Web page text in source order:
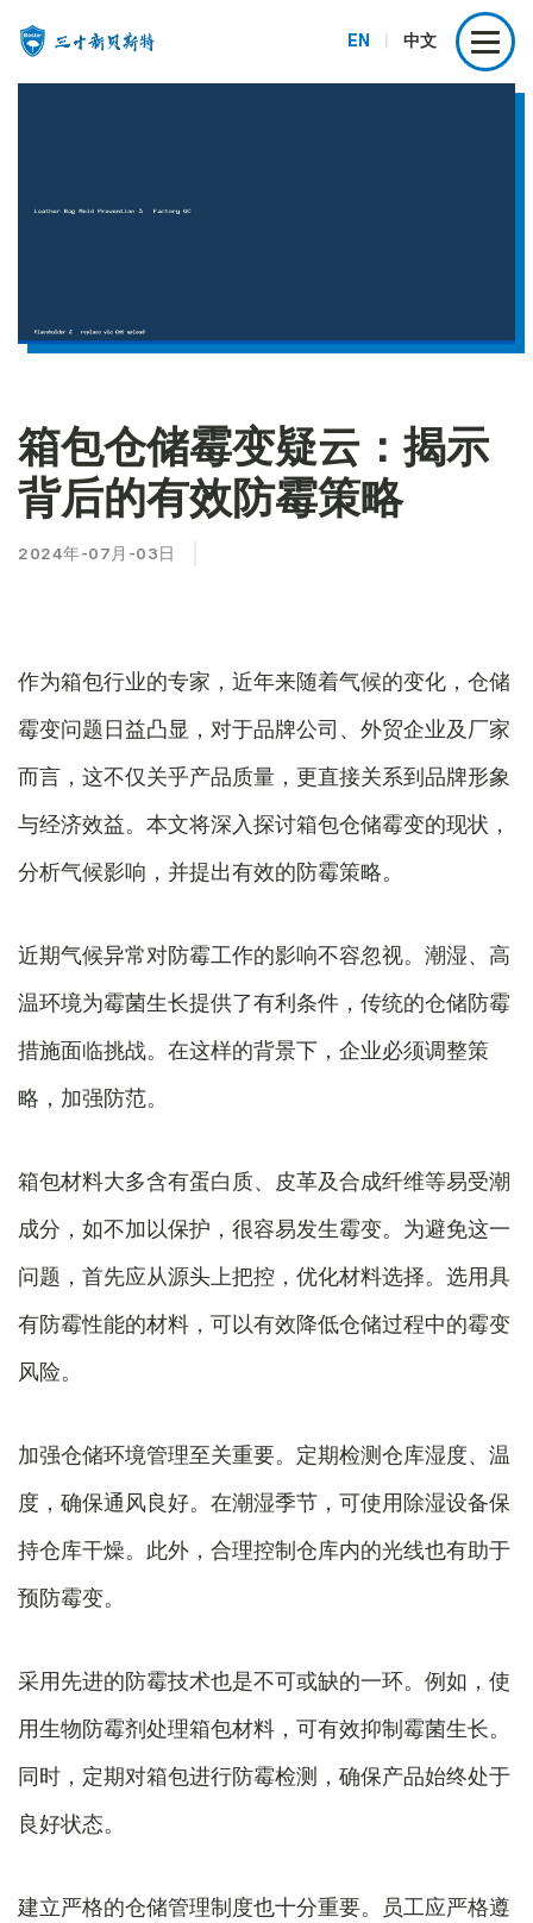
EN 中文
箱包仓储霉变疑云：揭示
背后的有效防霉策略
2024年-07月-03日
作为箱包行业的专家，近年来随着气候的变化，仓储
霉变问题日益凸显，对于品牌公司、外贸企业及厂家
而言，这不仅关乎产品质量，更直接关系到品牌形象
与经济效益。本文将深入探讨箱包仓储霉变的现状，
分析气候影响，并提出有效的防霉策略。
近期气候异常对防霉工作的影响不容忽视。潮湿、高
温环境为霉菌生长提供了有利条件，传统的仓储防霉
措施面临挑战。在这样的背景下，企业必须调整策
略，加强防范。
箱包材料大多含有蛋白质、皮革及合成纤维等易受潮
成分，如不加以保护，很容易发生霉变。为避免这一
问题，首先应从源头上把控，优化材料选择。选用具
有防霉性能的材料，可以有效降低仓储过程中的霉变
风险。
加强仓储环境管理至关重要。定期检测仓库湿度、温
度，确保通风良好。在潮湿季节，可使用除湿设备保
持仓库干燥。此外，合理控制仓库内的光线也有助于
预防霉变。
采用先进的防霉技术也是不可或缺的一环。例如，使
用生物防霉剂处理箱包材料，可有效抑制霉菌生长。
同时，定期对箱包进行防霉检测，确保产品始终处于
良好状态。
建立严格的仓储管理制度也十分重要。员工应严格遵